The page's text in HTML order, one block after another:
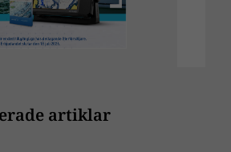
artiklar